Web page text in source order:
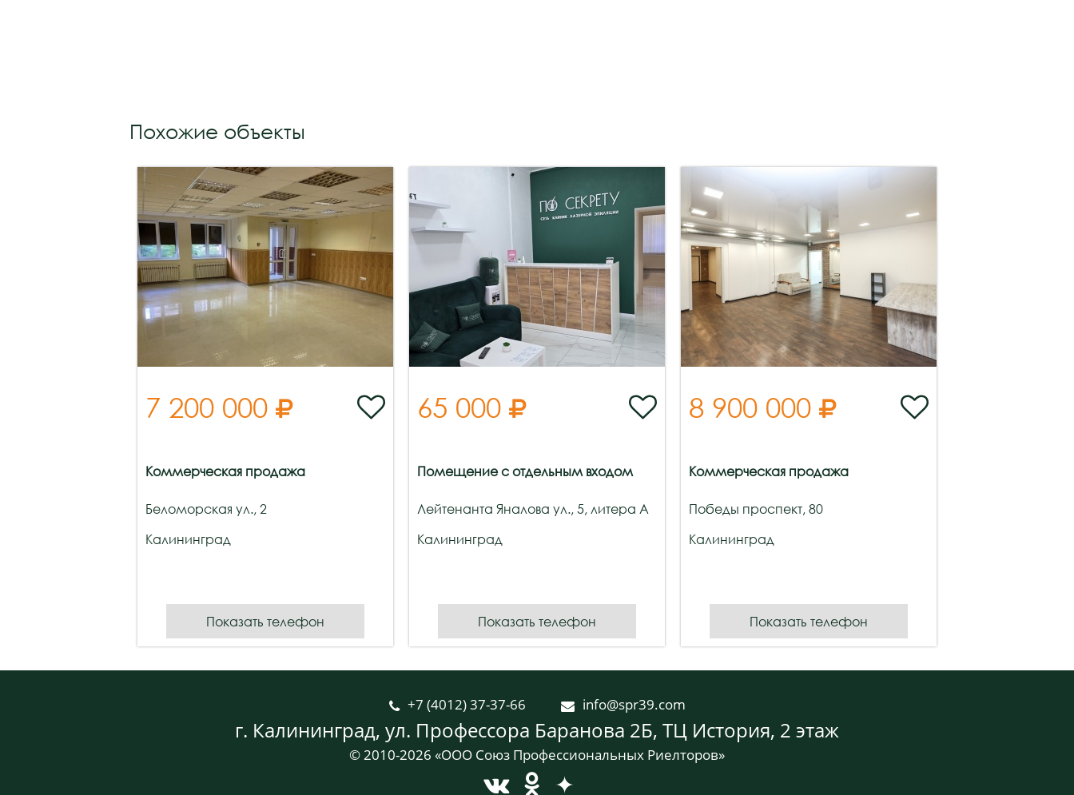
Похожие объекты
7 200 000  
Коммерческая продажа
Беломорская ул., 2
Калининград
Показать телефон
65 000  
Помещение с отдельным входом
Лейтенанта Яналова ул., 5, литера А
Калининград
Показать телефон
8 900 000  
Коммерческая продажа
Победы проспект, 80
Калининград
Показать телефон
 +7 (4012) 37-37-66  info@spr39.com
г. Калининград, ул. Профессора Баранова 2Б, ТЦ История, 2 этаж
© 2010-2026 «ООО Союз Профессиональных Риелторов»
  ✦